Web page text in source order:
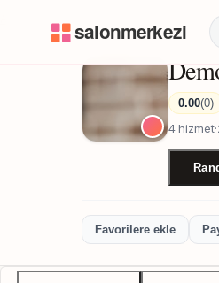
0.00(0)
4 hizmet·
Favorilere ekle